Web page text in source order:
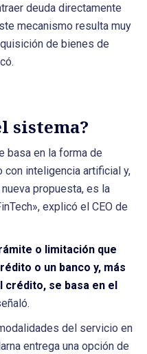
deuda directamente
mecanismo resulta muy
de bienes de
sistema?
basa en la forma de
con inteligencia artificial y,
propuesta, es la
explicó el CEO de
o limitación que
o un banco y, más
crédito, se basa en el
del servicio en
entrega una opción de